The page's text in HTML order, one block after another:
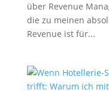
über Revenue
die zu meinen
Revenue ist für...